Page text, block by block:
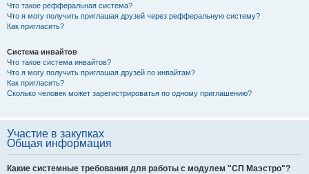
Что такое рефферальная система?
Что я могу получить приглашая друзей через рефферальную систему?
Как пригласить?
Система инвайтов
Что такое система инвайтов?
Что я могу получить приглашая друзей по инвайтам?
Как пригласить?
Сколько человек может зарегистрироватья по одному приглашению?
Участие в закупках
Общая информация
Какие системные требования для работы с модулем "СП Маэстро"?